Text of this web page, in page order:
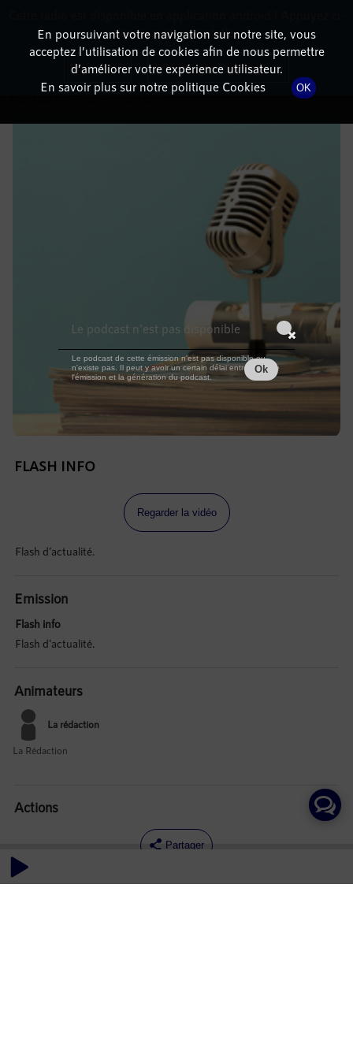
DÉTAILS DE L'ÉMISSION
FLASH INFO
Regarder la vidéo
Flash d'actualité.
Emission
Flash info
Flash d'actualité.
Animateurs
La rédaction
La Rédaction
Actions
Partager
Commentaires
En poursuivant votre navigation sur notre site, vous
acceptez l’utilisation de cookies afin de nous permettre
d’améliorer votre expérience utilisateur.
En savoir plus sur notre politique Cookies
OK
dessous pour l'installer.
Non merci Télécharger l'application
Le podcast n'est pas disponible
Le podcast de cette émission n'est pas disponible ou
n'existe pas. Il peut y avoir un certain délai entre la fin de
l'émission et la génération du podcast.
Ok